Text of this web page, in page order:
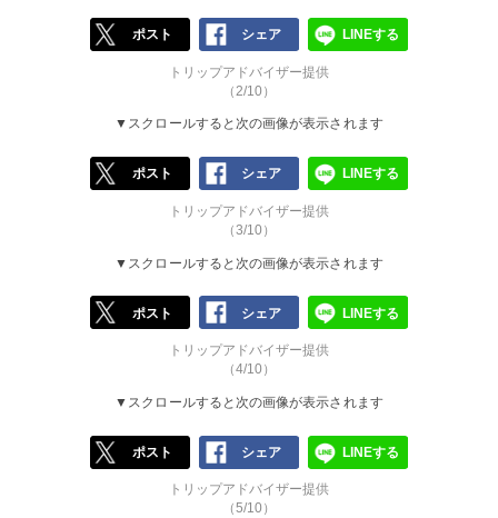
ポスト シェア LINEする
トリップアドバイザー提供
（2/10）
▼スクロールすると次の画像が表示されます
ポスト シェア LINEする
トリップアドバイザー提供
（3/10）
▼スクロールすると次の画像が表示されます
ポスト シェア LINEする
トリップアドバイザー提供
（4/10）
▼スクロールすると次の画像が表示されます
ポスト シェア LINEする
トリップアドバイザー提供
（5/10）